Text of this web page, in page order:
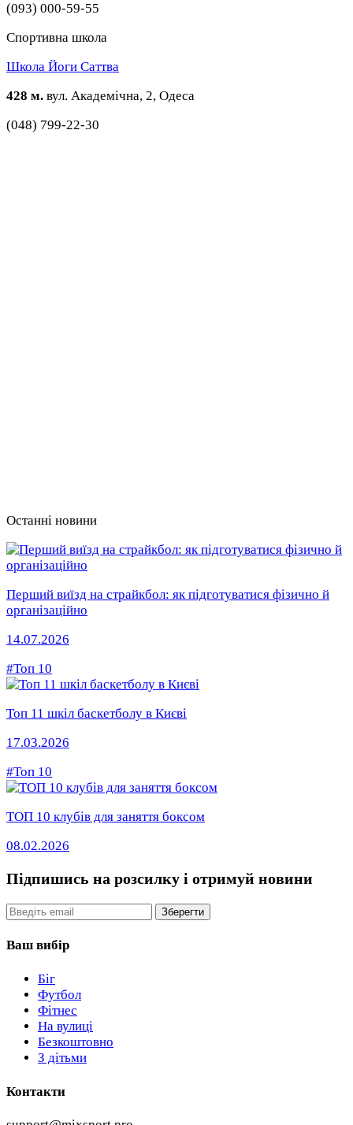
(093) 000-59-55
Спортивна школа
Школа Йоги Саттва
428 м. вул. Академічна, 2, Одеса
(048) 799-22-30
Останні новини
Перший виїзд на страйкбол: як підготуватися фізично й
організаційно
14.07.2026
#Топ 10
Топ 11 шкіл баскетболу в Києві
17.03.2026
#Топ 10
ТОП 10 клубів для заняття боксом
08.02.2026
Підпишись на розсилку і отримуй новини
Email Зберегти
Ваш вибір
Біг
Футбол
Фітнес
На вулиці
Безкоштовно
З дітьми
Контакти